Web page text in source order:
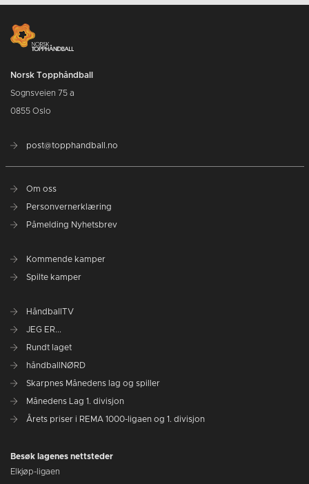
Norsk Topphåndball
Sognsveien 75 a
0855 Oslo
post@topphandball.no
Om oss
Personvernerklæring
Påmelding Nyhetsbrev
Kommende kamper
Spilte kamper
HåndballTV
JEG ER...
Rundt laget
håndballNØRD
Skarpnes Månedens lag og spiller
Månedens Lag 1. divisjon
Årets priser i REMA 1000-ligaen og 1. divisjon
Besøk lagenes nettsteder
Elkjøp-ligaen